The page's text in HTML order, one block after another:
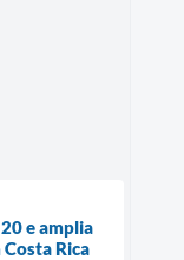
e amplia
Rica